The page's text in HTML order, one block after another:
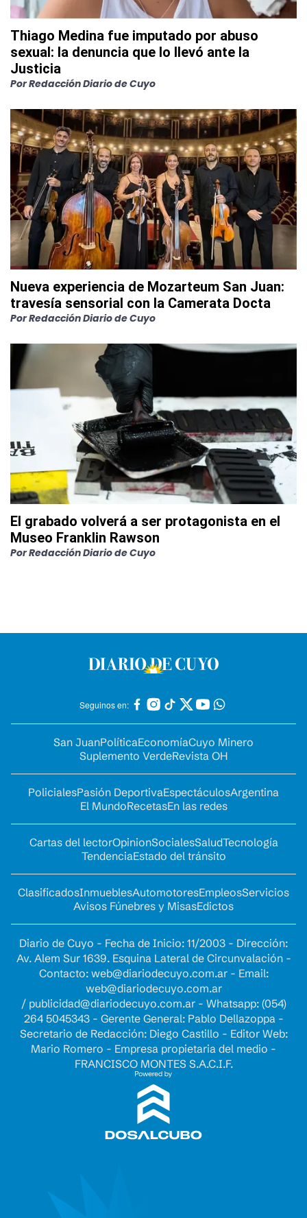
Thiago Medina fue imputado por abuso
sexual: la denuncia que lo llevó ante la
Justicia
PorRedacción Diario de Cuyo
Nueva experiencia de Mozarteum San Juan:
travesía sensorial con la Camerata Docta
PorRedacción Diario de Cuyo
El grabado volverá a ser protagonista en el
Museo Franklin Rawson
PorRedacción Diario de Cuyo
Seguinos en:
San JuanPolíticaEconomíaCuyo Minero
Suplemento VerdeRevista OH
PolicialesPasión DeportivaEspectáculosArgentina
El MundoRecetasEn las redes
Cartas del lectorOpinionSocialesSaludTecnología
TendenciaEstado del tránsito
ClasificadosInmueblesAutomotoresEmpleosServicios
Avisos Fúnebres y MisasEdictos
Diario de Cuyo - Fecha de Inicio: 11/2003 - Dirección:
Av. Alem Sur 1639. Esquina Lateral de Circunvalación -
Contacto: web@diariodecuyo.com.ar- Email:
web@diariodecuyo.com.ar
/ publicidad@diariodecuyo.com.ar- Whatsapp: (054)
264 5045343 - Gerente General: Pablo Dellazoppa -
Secretario de Redacción: Diego Castillo - Editor Web:
Mario Romero - Empresa propietaria del medio -
FRANCISCO MONTES S.A.C.I.F.